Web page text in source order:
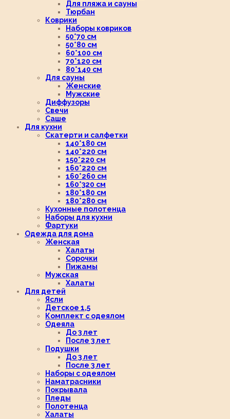
Для пляжа и сауны
Тюрбан
Коврики
Наборы ковриков
50*70 см
50*80 см
60*100 см
70*120 см
80*140 см
Для сауны
Женские
Мужские
Диффузоры
Свечи
Саше
Для кухни
Скатерти и салфетки
140*180 см
140*220 см
150*220 см
160*220 см
160*260 см
160*320 см
180*180 см
180*280 см
Кухонные полотенца
Наборы для кухни
Фартуки
Одежда для дома
Женская
Халаты
Сорочки
Пижамы
Мужская
Халаты
Для детей
Ясли
Детское 1,5
Комплект с одеялом
Одеяла
До 3 лет
После 3 лет
Подушки
До 3 лет
После 3 лет
Наборы с одеялом
Наматрасники
Покрывала
Пледы
Полотенца
Халаты